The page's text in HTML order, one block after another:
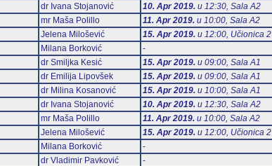
dr Ivana Stojanović 10. Apr 2019.u 12:30, Sala А2
mr Maša Polillo 11. Apr 2019.u 10:00, Sala А2
Jelena Milošević 15. Apr 2019.u 12:00, Učionica 2
Milana Borković
-
dr Smiljka Kesić 15. Apr 2019.u 09:00, Sala А1
dr Emilija Lipovšek 15. Apr 2019.u 09:00, Sala А1
dr Milina Kosanović 15. Apr 2019.u 10:00, Sala А1
dr Ivana Stojanović 10. Apr 2019.u 12:30, Sala А2
mr Maša Polillo 11. Apr 2019.u 10:00, Sala А2
Jelena Milošević 15. Apr 2019.u 12:00, Učionica 2
Milana Borković
-
dr Vladimir Pavković
-